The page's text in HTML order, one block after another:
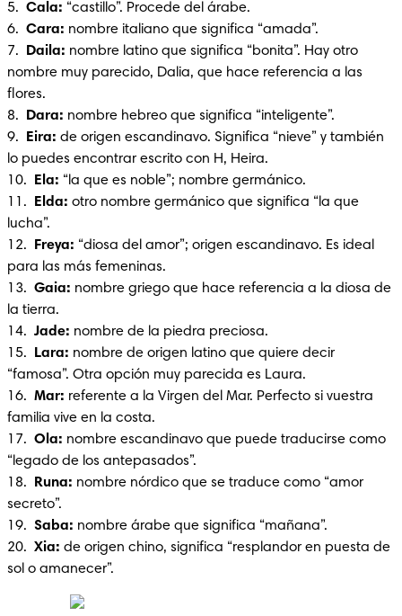
5. Cala: “castillo”. Procede del árabe.
6. Cara: nombre italiano que significa “amada”.
7.
Daila: nombre latino que significa “bonita”. Hay otro
nombre muy parecido, Dalia, que hace referencia a las
flores.
8.
Dara: nombre hebreo que significa “inteligente”.
9.
Eira: de origen escandinavo. Significa “nieve” y también
lo puedes encontrar escrito con H, Heira.
10.
Ela: “la que es noble”; nombre germánico.
11.
Elda: otro nombre germánico que significa “la que
lucha”.
12.
Freya: “diosa del amor”; origen escandinavo. Es ideal
para las más femeninas.
13. Gaia: nombre griego que hace referencia a la diosa de
la tierra.
14. Jade: nombre de la piedra preciosa.
15.
Lara: nombre de origen latino que quiere decir
“famosa”. Otra opción muy parecida es Laura.
16. Mar: referente a la Virgen del Mar. Perfecto si vuestra
familia vive en la costa.
17. Ola: nombre escandinavo que puede traducirse como
“legado de los antepasados”.
18.
Runa: nombre nórdico que se traduce como “amor
secreto”.
19. Saba: nombre árabe que significa “mañana”.
20. Xia: de origen chino, significa “resplandor en puesta de
sol o amanecer”.